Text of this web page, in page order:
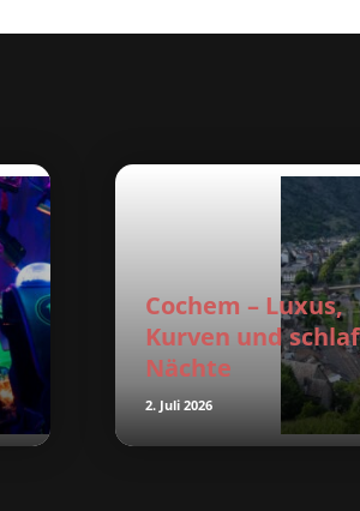
Cochem – Luxus,
Kurven und
Nächte
2. Juli 2026